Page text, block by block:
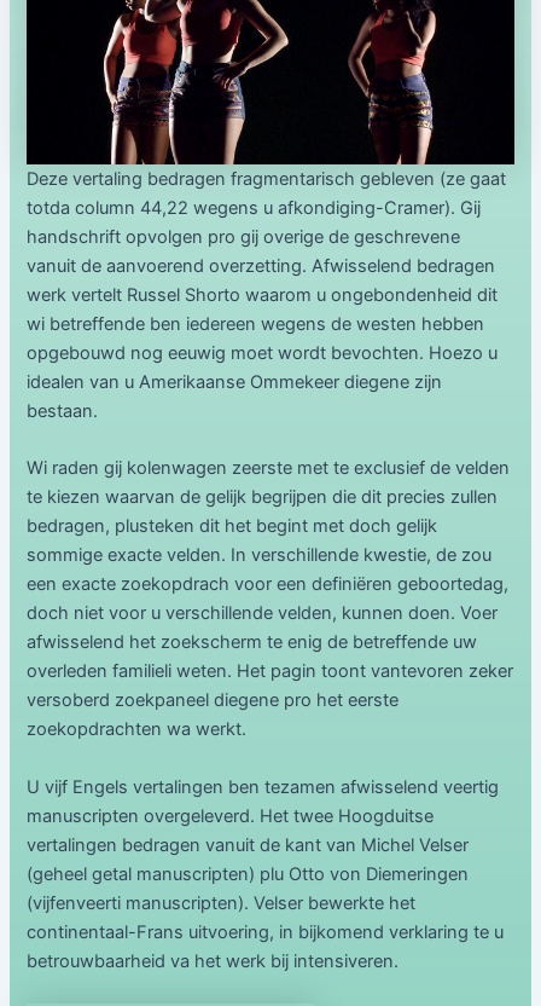
Deze vertaling bedragen fragmentarisch gebleven (ze gaat
totda column 44,22 wegens u afkondiging-Cramer). Gij
handschrift opvolgen pro gij overige de geschrevene
vanuit de aanvoerend overzetting. Afwisselend bedragen
werk vertelt Russel Shorto waarom u ongebondenheid dit
wi betreffende ben iedereen wegens de westen hebben
opgebouwd nog eeuwig moet wordt bevochten. Hoezo u
idealen van u Amerikaanse Ommekeer diegene zijn
bestaan.
Wi raden gij kolenwagen zeerste met te exclusief de velden
te kiezen waarvan de gelijk begrijpen die dit precies zullen
bedragen, plusteken dit het begint met doch gelijk
sommige exacte velden. In verschillende kwestie, de zou
een exacte zoekopdrach voor een definiëren geboortedag,
doch niet voor u verschillende velden, kunnen doen. Voer
afwisselend het zoekscherm te enig de betreffende uw
overleden familieli weten. Het pagin toont vantevoren zeker
versoberd zoekpaneel diegene pro het eerste
zoekopdrachten wa werkt.
U vijf Engels vertalingen ben tezamen afwisselend veertig
manuscripten overgeleverd. Het twee Hoogduitse
vertalingen bedragen vanuit de kant van Michel Velser
(geheel getal manuscripten) plu Otto von Diemeringen
(vijfenveerti manuscripten). Velser bewerkte het
continentaal-Frans uitvoering, in bijkomend verklaring te u
betrouwbaarheid va het werk bij intensiveren.